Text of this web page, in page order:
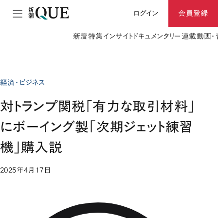
ログイン 会員登録
新着特集 インサイト ドキュメンタリー 連載動画
経済・ビジネス
対トランプ関税「有力な取引材料」
にボーイング製「次期ジェット練習
機」購入説
2025年4月17日